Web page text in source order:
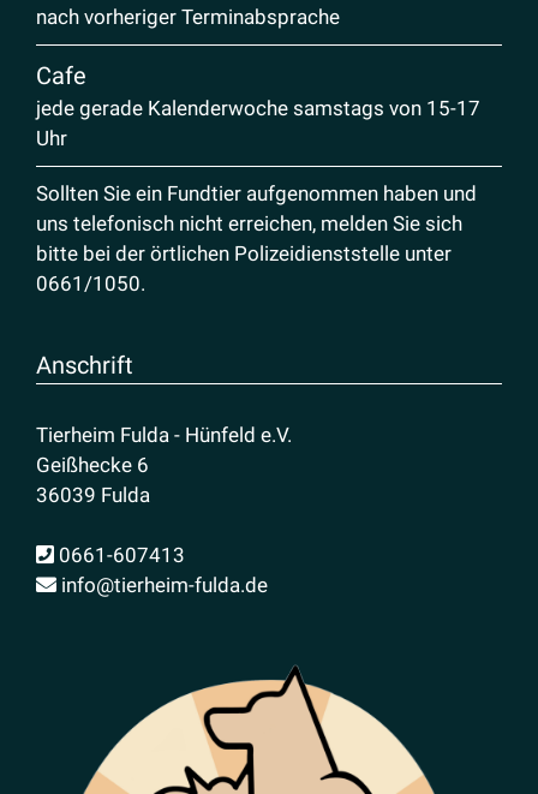
nach vorheriger Terminabsprache
Cafe
jede gerade Kalenderwoche samstags von 15-17
Uhr
Sollten Sie ein Fundtier aufgenommen haben und
uns telefonisch nicht erreichen, melden Sie sich
bitte bei der örtlichen Polizeidienststelle unter
0661/1050.
Anschrift
Tierheim Fulda - Hünfeld e.V.
Geißhecke 6
36039 Fulda
0661-607413
info@tierheim-fulda.de